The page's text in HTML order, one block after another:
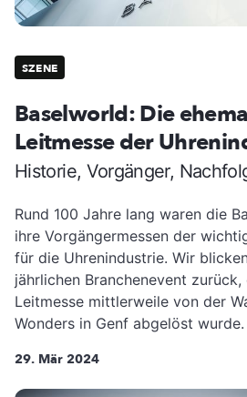
SZENE
Baselworld: Die
Leitmesse der
Historie, Vorgänger,
Rund 100 Jahre lang waren die
ihre Vorgängermessen der
für die Uhrenindustrie. Wir
jährlichen Branchenevent zurück,
Leitmesse mittlerweile von der
Wonders in Genf abgelöst wurde.
29. Mär 2024